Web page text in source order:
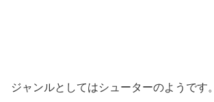
ジャンルとしてはシューターのようです。